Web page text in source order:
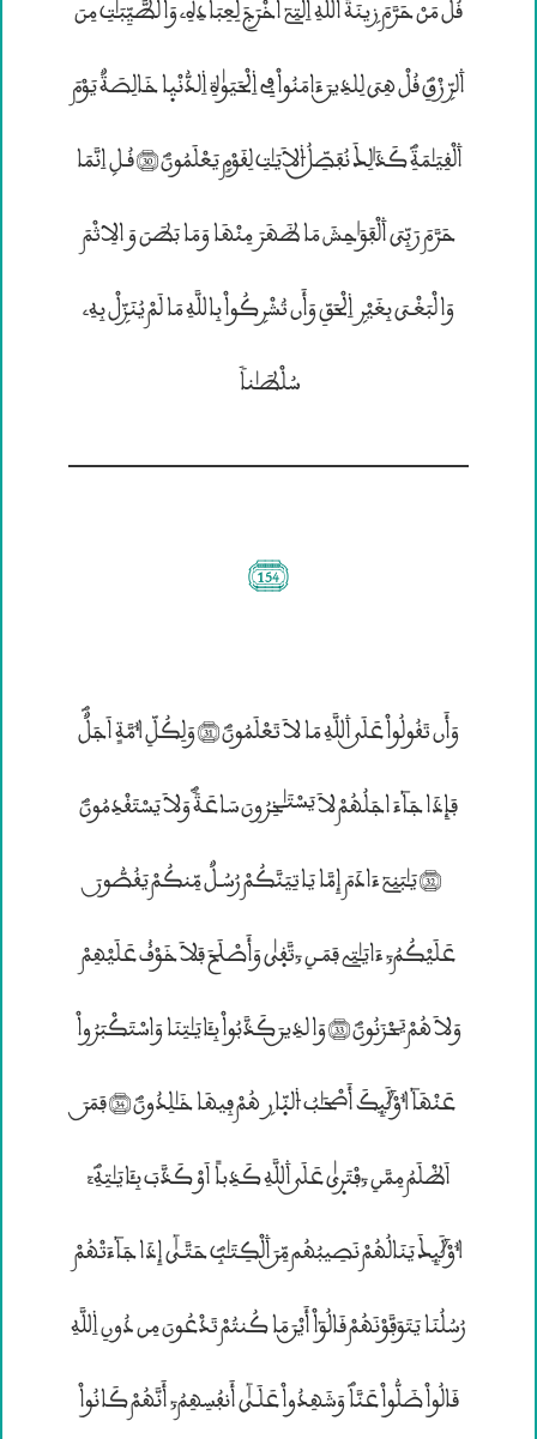
۰لرّۣزْقِؐ قُلْ هِيَ لِلذِيــنَ ءَامَنُواْ فِى ۱لْحَيَوٰةِ ۱لدُّنْيۭا خَالِصَةٌ يَوْمَ
۰لْقِيَـٰمَةِؐ كَذَ؛لِــكَ نُفَصِّــلُ ۴لاَيَـٰــتِ لِقَوْمٍ يَعْلَمُونَؐ (30) قُـلۣ اِنَّمَا
حَرَّمَ رَبِّيَ ۰لْفَوَ؛حِشَ مَا ظَهَرَ مِنْهَا وَمَا بَطَنَ وَ الِاثْمَ
وَالْبَغْـيَ بِغَيْرۣ ۱لْحَقِّ وَأَن تُشْرۣكُواْ بِاللَّهِ مَا لَمْ يُنَزّۣلْ بِهِ”
سُلْطَـٰناً
(154)
وَأَن تَقُولُواْ عَلَــي ۰للَّهِ مَا لاَ تَعْلَمُونَؐ (31) وَلِكُلِّ ٱُمَّةٖ اَجَلٌؐ
فَإِذَا جَآءَ اجَلُهُمْ لاَ يَسْتَـٰخِرُونَ سَاعَةًؐ وَلاَ يَسْتَقْدِمُونَؐ
(32) يَـٰبَنِىٓ ءَادَمَ إِمَّا يَاتِيَنَّكُمْ رُسُـلٌ مِّنكُمْ يَقُصُّونننَ
عَلَيْكُمُ; ءَايَـٰتِى فَمَـنِ ‘تَّقۭيٰ وَأَصْلَحَ فَلاَ خَوْف٘ عَلَيْهِمْ
وَلاَ هُمْ يَحْزَنُونَؐ (33) وَالذِيــنَ كَذَّبُواْ بِـَٔايَـٰتِنَا وَاسْتَكْبَرُواْ
عَنْهَآ ٱُوْلَئِكَ أَصْحَـٰبُ ۴لنّۭارۣ هُمْ فِيهَا خَـٰلِدُونَؐ (34) فَمَــنَ
اَظْلَمُ مِمَّنِ ‘فْتَرۭيٰ عَلَــي ۰للَّهِ كَذِباٗ اَوْ كَذَّبَ بِـَٔايَـٰتِهِؐ“
ٱُوْلَئِــكَ يَنَالُهُمْ نَصِيبُهُم مِّــنَ ۰لْكِتَـٰــبِؐ حَتَّـيٰٓ إِذَا جَآءَتْهُمْ
رُسُلُنَا يَتَوَفَّوْنَهُمْ قَالُوٓاْ أَيْــنَ مَا كُنتُمْ تَدْعُونَ مِن دُونِ ۱للَّهِ
قَالُواْ ضَلُّواْ عَنَّاؐ وَشَهِدُواْ عَلَـيٰٓ أَنفُسِهِمُ; أَنَّهُمْ كَانُواْ